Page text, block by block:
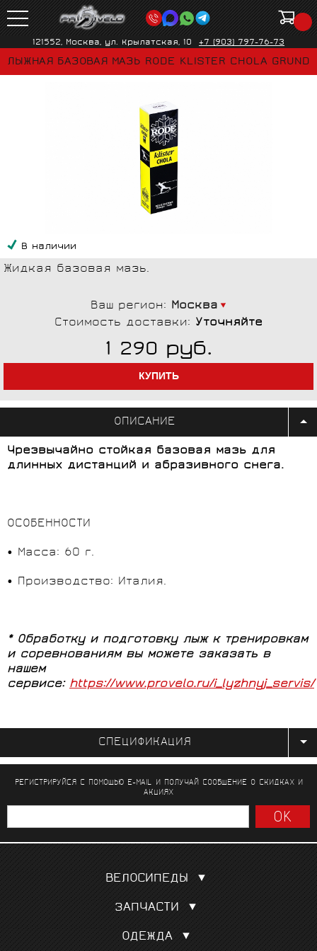
121552, Москва, ул. Крылатская, 10 +7 (903) 797-76-73
ЛЫЖНАЯ БАЗОВАЯ МАЗЬ RODE KLISTER CHOLA GRUND
В наличии
Жидкая базовая мазь.
Ваш регион: Москва
Стоимость доставки: Уточняйте
1 290 руб.
ОПИСАНИЕ
Чрезвычайно стойкая базовая мазь для
длинных дистанций и абразивного снега.
ОСОБЕННОСТИ
• Масса: 60 г.
• Производство: Италия.
*Обработку и подготовку лыж к тренировкам
и соревнованиям вы можете заказать в
нашем
сервисе: https://www.provelo.ru/i_lyzhnyj_servis/
СПЕЦИФИКАЦИЯ
РЕГИСТРИРУЙСЯ С ПОМОЩЬЮ E-MAIL И ПОЛУЧАЙ СООБЩЕНИЕО СКИДКАХ И
АКЦИЯХ
ВЕЛОСИПЕДЫ
Шоссейные
Гравел, кроссовые
Для триатлона и ТТ
ЗАПЧАСТИ
Покрышки, камеры
Сёдла
ОДЕЖДА